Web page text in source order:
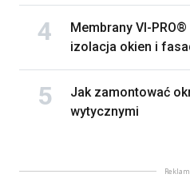
Membrany VI-
izolacja okien i
Jak zamontować
wytycznymi